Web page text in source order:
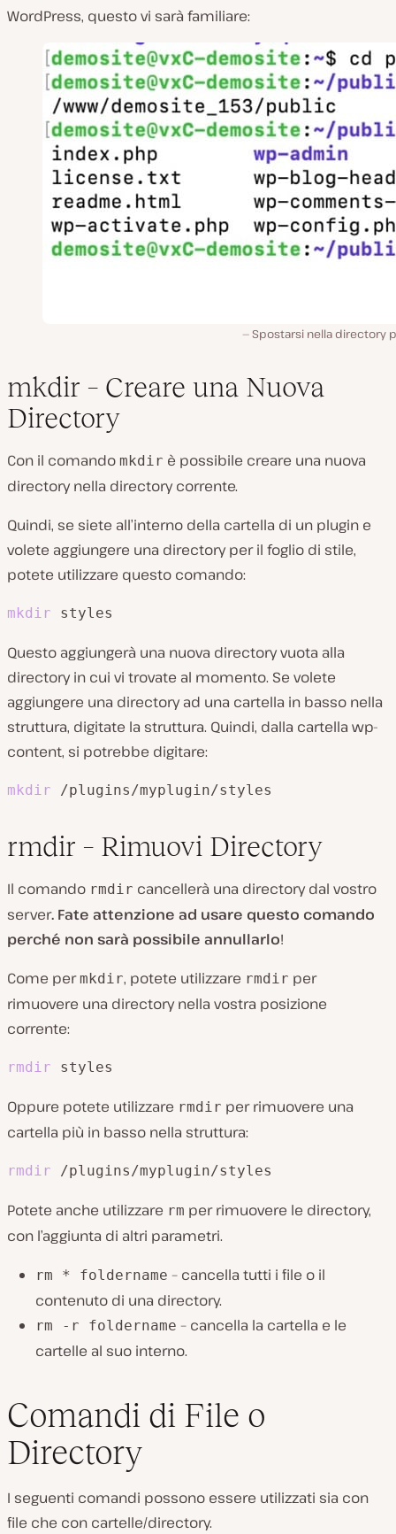
WordPress, questo vi sarà familiare:
Spostarsi nella directory
mkdir – Creare una Nuova
Directory
Con il comando mkdir è possibile creare una nuova
directory nella directory corrente.
Quindi, se siete all’interno della cartella di un plugin e
volete aggiungere una directory per il foglio di stile,
potete utilizzare questo comando:
mkdir styles
Questo aggiungerà una nuova directory vuota alla
directory in cui vi trovate al momento. Se volete
aggiungere una directory ad una cartella in basso nella
struttura, digitate la struttura. Quindi, dalla cartella wp-
content, si potrebbe digitare:
mkdir /plugins/myplugin/styles
rmdir – Rimuovi Directory
Il comando rmdir cancellerà una directory dal vostro
server. Fate attenzione ad usare questo comando
perché non sarà possibile annullarlo!
Come permkdir, potete utilizzare rmdir per
rimuovere una directory nella vostra posizione
corrente:
rmdir styles
Oppure potete utilizzare rmdir per rimuovere una
cartella più in basso nella struttura:
rmdir /plugins/myplugin/styles
Potete anche utilizzare rm per rimuovere le directory,
con l’aggiunta di altri parametri.
rm * foldername – cancella tutti i file o il
contenuto di una directory.
rm -r foldername – cancella la cartella e le
cartelle al suo interno.
Comandi di File o
Directory
I seguenti comandi possono essere utilizzati sia con
file che con cartelle/directory.